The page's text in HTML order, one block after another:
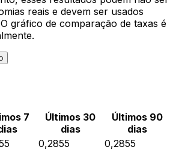
reais e devem ser usados
gráfico de comparação de taxas é
7
Últimos 30
dias
Últimos 90
dias
0,2855
0,2855